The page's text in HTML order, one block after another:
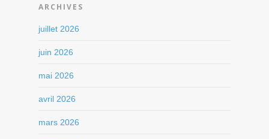
ARCHIVES
juillet 2026
juin 2026
mai 2026
avril 2026
mars 2026